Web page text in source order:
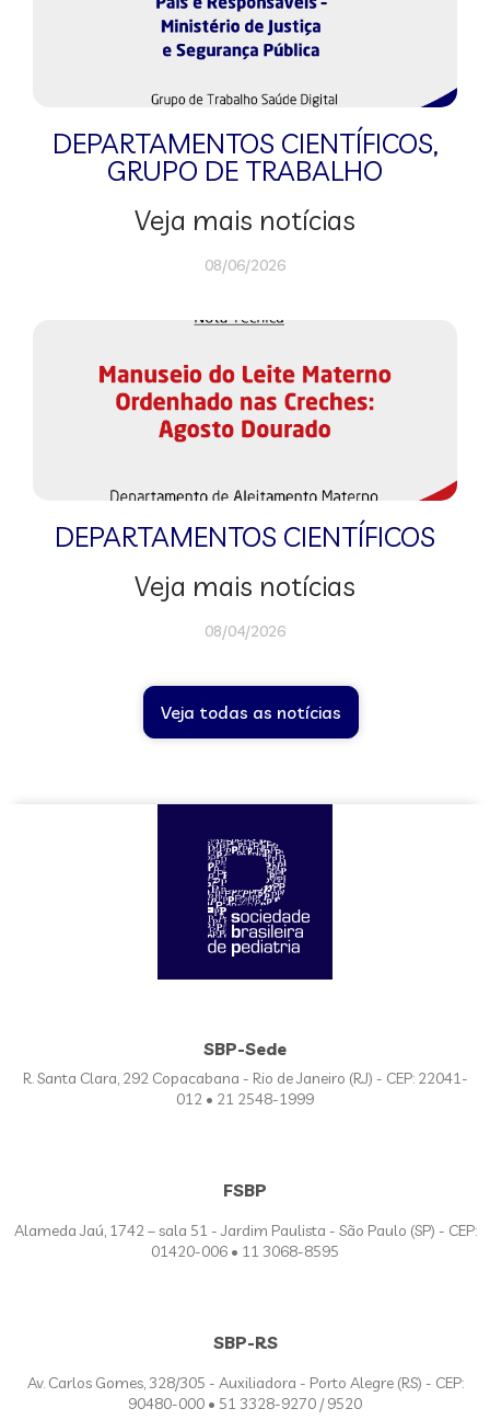
DEPARTAMENTOS CIENTÍFICOS,
GRUPO DE TRABALHO
Veja mais notícias
08/06/2026
DEPARTAMENTOS CIENTÍFICOS
Veja mais notícias
08/04/2026
Veja todas as notícias
SBP-Sede
R. Santa Clara, 292 Copacabana - Rio de Janeiro (RJ) - CEP: 22041-
012 • 21 2548-1999
FSBP
Alameda Jaú, 1742 – sala 51 - Jardim Paulista - São Paulo (SP) - CEP:
01420-006 • 11 3068-8595
SBP-RS
Av. Carlos Gomes, 328/305 - Auxiliadora - Porto Alegre (RS) - CEP:
90480-000 • 51 3328-9270 / 9520